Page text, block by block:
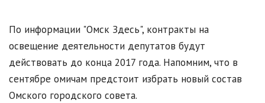
По информации "Омск Здесь", контракты на
освещение деятельности депутатов будут
действовать до конца 2017 года. Напомним, что в
сентябре омичам предстоит избрать новый состав
Омского городского совета.